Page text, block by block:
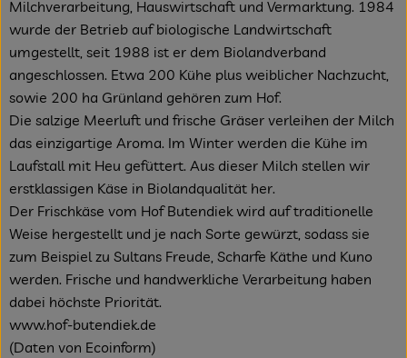
Milchverarbeitung, Hauswirtschaft und Vermarktung. 1984
wurde der Betrieb auf biologische Landwirtschaft
umgestellt, seit 1988 ist er dem Biolandverband
angeschlossen. Etwa 200 Kühe plus weiblicher Nachzucht,
sowie 200 ha Grünland gehören zum Hof.
Die salzige Meerluft und frische Gräser verleihen der Milch
das einzigartige Aroma. Im Winter werden die Kühe im
Laufstall mit Heu gefüttert. Aus dieser Milch stellen wir
erstklassigen Käse in Biolandqualität her.
Der Frischkäse vom Hof Butendiek wird auf traditionelle
Weise hergestellt und je nach Sorte gewürzt, sodass sie
zum Beispiel zu Sultans Freude, Scharfe Käthe und Kuno
werden. Frische und handwerkliche Verarbeitung haben
dabei höchste Priorität.
www.hof-butendiek.de
(Daten von Ecoinform)